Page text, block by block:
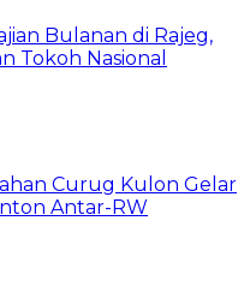
Bulanan di Rajeg,
Tokoh Nasional
Curug Kulon Gelar
Antar-RW